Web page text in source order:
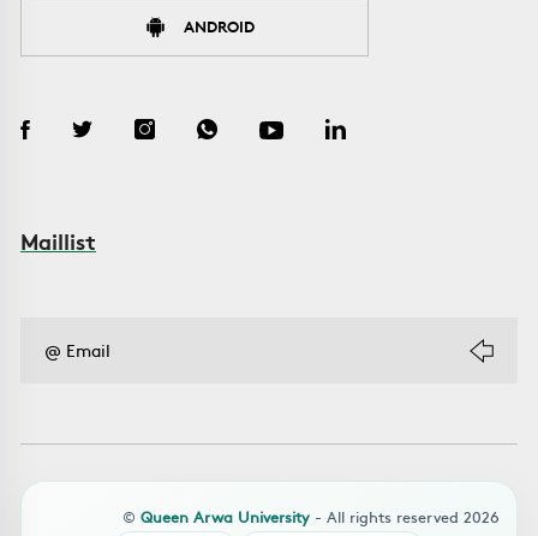
ANDROID
Maillist
© Queen Arwa University - All rights reserved 2026